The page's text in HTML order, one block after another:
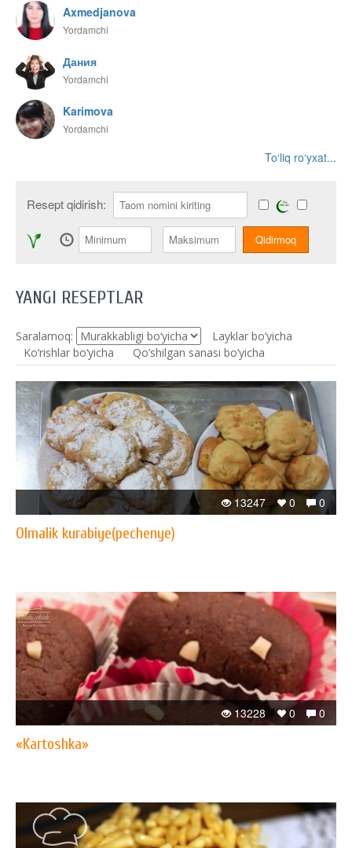
Axmedjanova
Yordamchi
Дания
Yordamchi
Karimova
Yordamchi
To‘liq ro‘yxat...
Resept qidirish:
YANGI RESEPTLAR
Saralamoq:
Layklar bo’yicha
Ko‘rishlar bo‘yicha
Qo’shilgan sanasi bo’yicha
0
0
13247
Olmalik kurabiye(pechenye)
0
0
13228
«Kartoshka»